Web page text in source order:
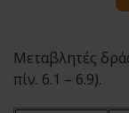
Μεταβλητές
πίν. 6.1 – 6.9).